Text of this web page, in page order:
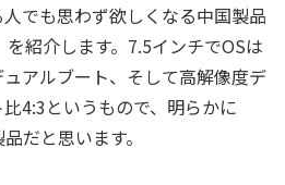
でも思わず欲しくなる中国製品
を紹介します。7.5インチでOSは
アルブート、そして高解像度デ
4:3というもので、明らかに
だと思います。